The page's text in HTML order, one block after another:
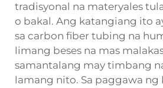
tradisyonal na materyales
o bakal. Ang katangiang ito
sa carbon fiber tubing na
limang beses na mas
samantalang may timbang
lamang nito. Sa paggawa